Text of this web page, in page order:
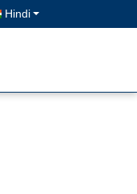
Hindi